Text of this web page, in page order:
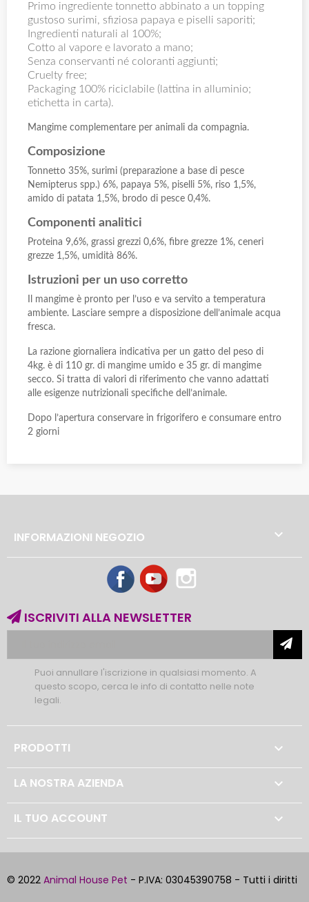
Primo ingrediente tonnetto abbinato a un topping
gustoso surimi, sfiziosa papaya e piselli saporiti;
Ingredienti naturali al 100%;
Cotto al vapore e lavorato a mano;
Senza conservanti né coloranti aggiunti;
Cruelty free;
Packaging 100% riciclabile (lattina in alluminio;
etichetta in carta).
Mangime complementare per animali da compagnia.
Composizione
Tonnetto 35%, surimi (preparazione a base di pesce
Nemipterus spp.) 6%, papaya 5%, piselli 5%, riso 1,5%,
amido di patata 1,5%, brodo di pesce 0,4%.
Componenti analitici
Proteina 9,6%, grassi grezzi 0,6%, fibre grezze 1%, ceneri
grezze 1,5%, umidità 86%.
Istruzioni per un uso corretto
Il mangime è pronto per l’uso e va servito a temperatura
ambiente. Lasciare sempre a disposizione dell’animale acqua
fresca.
La razione giornaliera indicativa per un gatto del peso di
4kg. è di 110 gr. di mangime umido e 35 gr. di mangime
secco. Si tratta di valori di riferimento che vanno adattati
alle esigenze nutrizionali specifiche dell’animale.
Dopo l’apertura conservare in frigorifero e consumare entro
2 giorni
INFORMAZIONI NEGOZIO 
FacebookYouTube
ISCRIVITI ALLA NEWSLETTER
Puoi annullare l'iscrizione in qualsiasi momento. A
questo scopo, cerca le info di contatto nelle note
legali.
PRODOTTI 
LA NOSTRA AZIENDA 
IL TUO ACCOUNT 
© 2022 Animal House Pet - P.IVA: 03045390758 - Tutti i diritti